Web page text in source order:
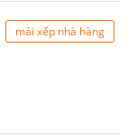
mái xếp nhà hàng